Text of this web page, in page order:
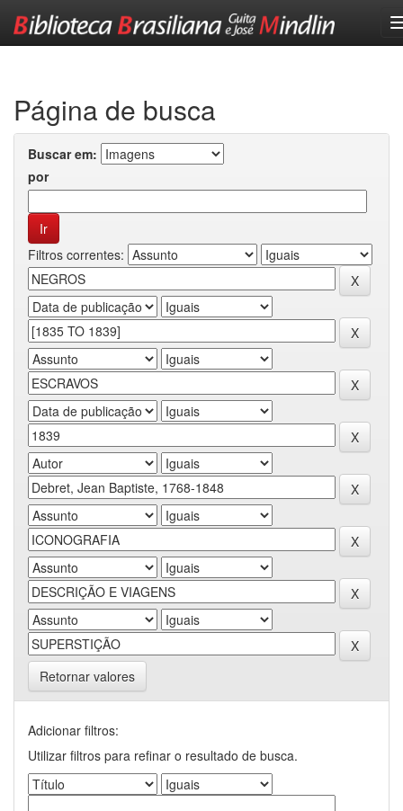
Página de busca
Buscar em:
por
Filtros correntes:
Retornar valores
Adicionar filtros:
Utilizar filtros para refinar o resultado de busca.